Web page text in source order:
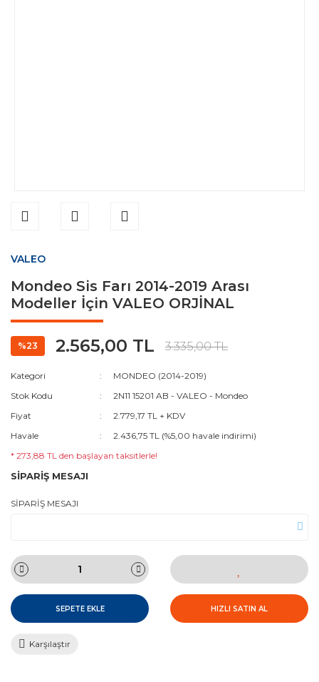
VALEO
Mondeo Sis Farı 2014-2019 Arası
Modeller İçin VALEO ORJİNAL
%23 2.565,00 TL 3.335,00 TL
Kategori
MONDEO (2014-2019)
Stok Kodu
2N11 15201 AB - VALEO - Mondeo
Fiyat
2.779,17 TL + KDV
Havale
2.436,75 TL (%5,00 havale indirimi)
* 273,88 TL den başlayan taksitlerle!
SİPARİŞ MESAJI
SİPARİŞ MESAJI
SEPETE EKLE HIZLI SATIN AL
Karşılaştır